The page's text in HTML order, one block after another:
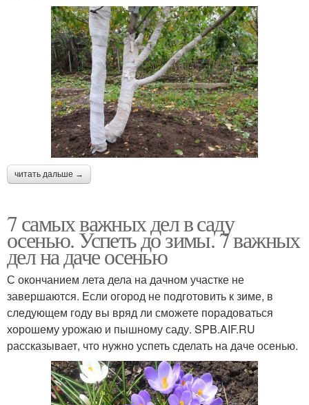
читать дальше →
7 самых важных дел в саду
осенью. Успеть до зимы. 7 важных
дел на даче осенью
С окончанием лета дела на дачном участке не
завершаются. Если огород не подготовить к зиме, в
следующем году вы вряд ли сможете порадоваться
хорошему урожаю и пышному саду. SPB.AIF.RU
рассказывает, что нужно успеть сделать на даче осенью.